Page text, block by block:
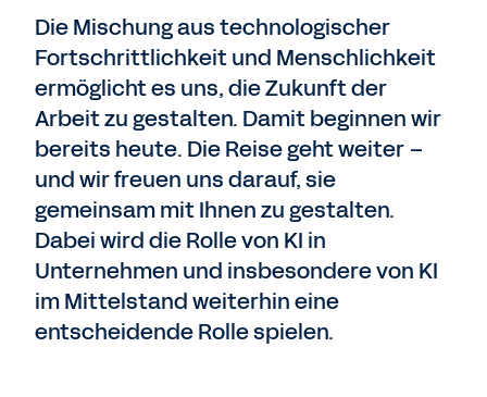
Die Mischung aus technologischer
Fortschrittlichkeit und Menschlichkeit
ermöglicht es uns, die Zukunft der
Arbeit zu gestalten. Damit beginnen wir
bereits heute. Die Reise geht weiter –
und wir freuen uns darauf, sie
gemeinsam mit Ihnen zu gestalten.
Dabei wird die Rolle von KI in
Unternehmen und insbesondere von KI
im Mittelstand weiterhin eine
entscheidende Rolle spielen.